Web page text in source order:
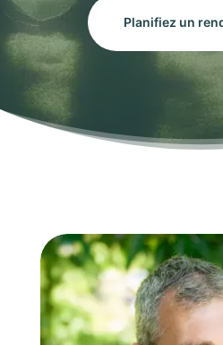
Planifiez un